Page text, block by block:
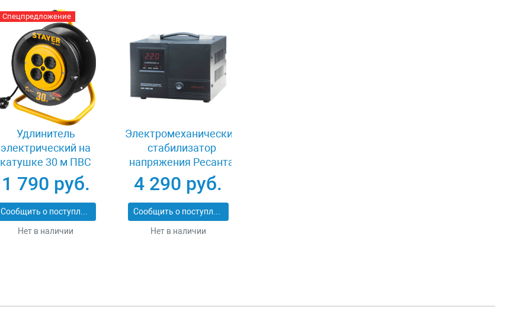
Спецпредложение
Удлинитель
электрический на
катушке 30 м ПВС
2х0.75 кв мм 4
гнезда Stayer 55073-
30_z01
1 790 руб.
Сообщить о поступлении
Нет в наличии
Электромеханический
стабилизатор
напряжения Ресанта
АСН-1000/1-ЭМ
4 290 руб.
Сообщить о поступлении
Нет в наличии